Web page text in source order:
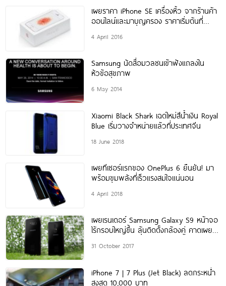
เผยราคา iPhone SE เครื่องหิ้ว จากร้านค้า
ออนไลน์และมาบุญครอง ราคาเริ่มต้นที่
4 April 2016
Samsung นัดสื่อมวลชนเข้าฟังแถลงใน
หัวข้อสุขภาพ
6 May 2014
Xiaomi Black Shark เฉดใหม่สีน้ำเงิน Royal
Blue เริ่มวางจำหน่ายแล้วที่ประเทศจีน
18 June 2018
เผยทีเซอร์แรกของ OnePlus 6 ยืนยัน! มา
พร้อมขุมพลังที่เร็วแรงสมใจแน่นอน
4 April 2018
เผยเรนเดอร์ Samsung Galaxy S9 หน้าจอ
ไร้กรอบใหญ่ขึ้น ลุ้นติดตั้งกล้องคู่ คาดเผย
31 October 2017
iPhone 7 | 7 Plus (Jet Black) ลดกระหน่ำ
สูงสุด 10,000 บาท